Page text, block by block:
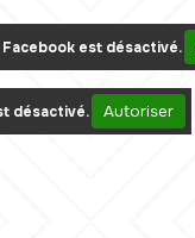
Facebook est désactivé.
désactivé. Autoriser